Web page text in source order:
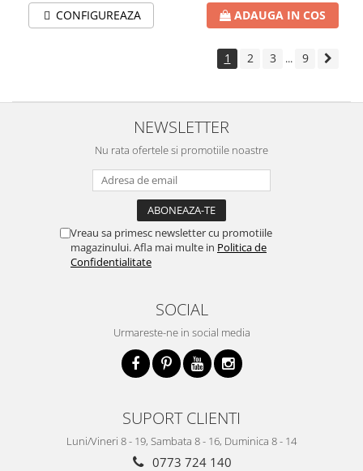
CONFIGUREAZA ADAUGA IN COS
1 2 3 ... 9
NEWSLETTER
Nu rata ofertele si promotiile noastre
Vreau sa primesc newsletter cu promotiile
magazinului. Afla mai multe in Politica de
Confidentialitate
SOCIAL
Urmareste-ne in social media
SUPORT CLIENTI
Luni/Vineri 8 - 19, Sambata 8 - 16, Duminica 8 - 14
0773 724 140